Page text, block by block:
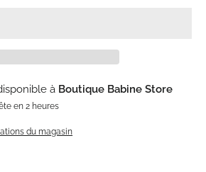
à Boutique Babine Store
en 2 heures
du magasin